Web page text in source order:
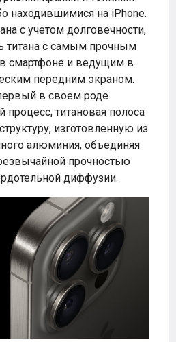
находившимися на iPhone.
с учетом долговечности,
титана с самым прочным
смартфоне и ведущим в
передним экраном.
в своем роде
процесс, титановая полоса
изготовленную из
алюминия, объединяя
прочностью
диффузии.